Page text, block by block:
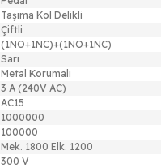
Taşıma Kol Delikli
Çiftli
(1NO+1NC)+(1NO+1NC)
Sarı
Metal Korumalı
3 A (240V AC)
AC15
1000000
100000
Mek. 1800 Elk. 1200
300 V